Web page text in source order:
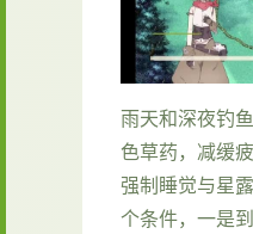
雨天和深夜钓
色草药，减缓
强制睡觉与星
个条件，一是